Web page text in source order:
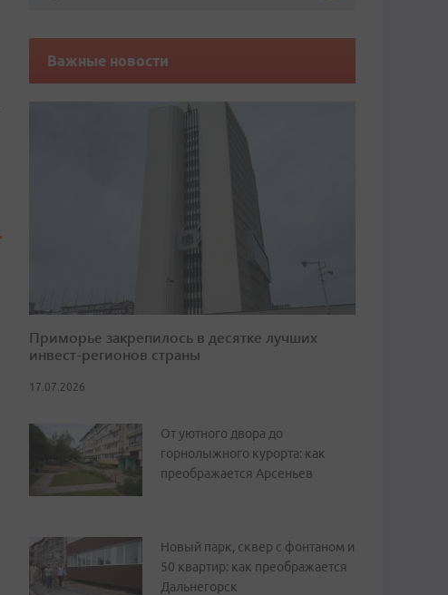
Важные новости
Приморье закрепилось в десятке лучших
инвест-регионов страны
17.07.2026
От уютного двора до
горнолыжного курорта: как
преображается Арсеньев
Новый парк, сквер с фонтаном и
50 квартир: как преображается
Дальнегорск